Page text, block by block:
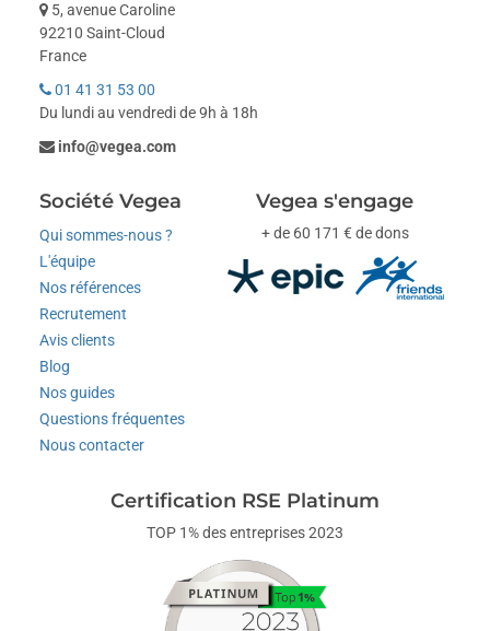
5, avenue Caroline
92210 Saint-Cloud
France
01 41 31 53 00
Du lundi au vendredi de 9h à 18h
info@vegea.com
Société Vegea
Qui sommes-nous ?
L'équipe
Nos références
Recrutement
Avis clients
Blog
Nos guides
Questions fréquentes
Nous contacter
Vegea s'engage
+ de 60 171 € de dons
Certification RSE Platinum
TOP 1% des entreprises 2023